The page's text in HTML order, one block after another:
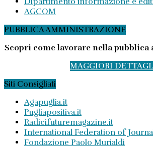
AGCOM
PUBBLICA AMMINISTRAZIONE
Scopri come lavorare nella
MAGGIORI
Siti Consigliati
Agapuglia.it
Pugliapositiva.it
Radicifuturemagazine.it
International Federation of
Fondazione Paolo Murialdi